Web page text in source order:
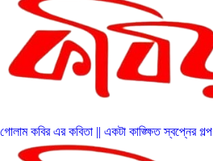
গোলাম কবির এর কবিতা || একটা কাঙ্ক্ষিত স্বপ্নের গল্প